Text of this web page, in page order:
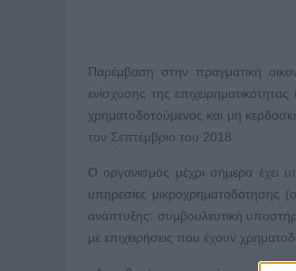
Παρέμβαση στην πραγματική
ενίσχυσης της
χρηματοδοτούμενος και μη
τον Σεπτέμβριο του 2018.
Ο οργανισμός μέχρι σήμερα έχει
υπηρεσίες μικροχρηματοδότησης
ανάπτυξης: συμβουλευτική
με επιχειρήσεις που έχουν